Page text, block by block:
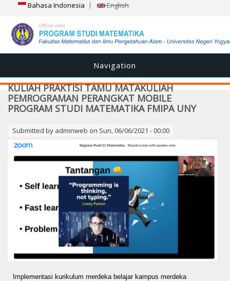
Bahasa Indonesia English
Navigation
KULIAH PRAKTISI TAMU MATAKULIAH
PEMROGRAMAN PERANGKAT MOBILE
PROGRAM STUDI MATEMATIKA FMIPA UNY
Submitted by adminweb on Sun, 06/06/2021 - 00:00
Implementasi kurikulum merdeka belajar kampus merdeka